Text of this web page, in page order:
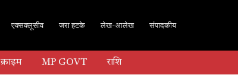
एक्सक्लूसीव जरा हटके लेख-आलेख संपादकीय
क्राइम MP GOVT राशि